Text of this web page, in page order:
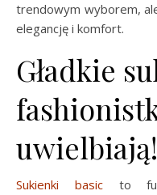
trendowym wyborem,
elegancję i komfort.
Gładkie
uwielbiają!
Sukienki basicto